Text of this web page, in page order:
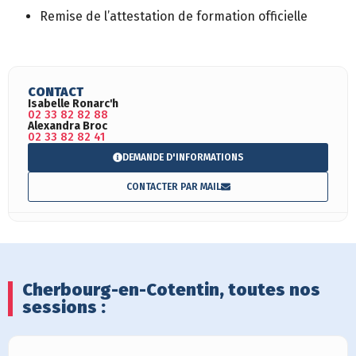
Remise de l’attestation de formation officielle
CONTACT
Isabelle Ronarc'h
02 33 82 82 88
Alexandra Broc
02 33 82 82 41
DEMANDE D'INFORMATIONS
CONTACTER PAR MAIL
Cherbourg-en-Cotentin, toutes nos
sessions :